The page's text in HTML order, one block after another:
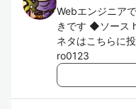
Webエンジニア
きです ◆ソース
ネタはこちらに
ro0123